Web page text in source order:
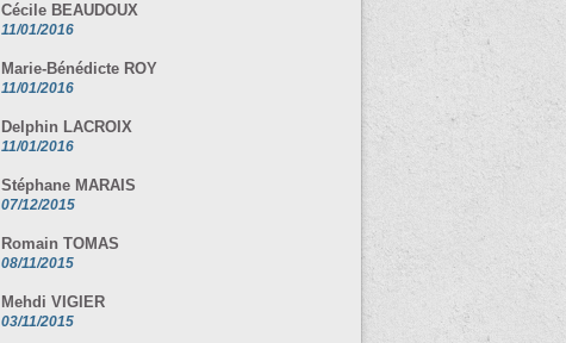
Cécile BEAUDOUX
11/01/2016
Marie-Bénédicte ROY
11/01/2016
Delphin LACROIX
11/01/2016
Stéphane MARAIS
07/12/2015
Romain TOMAS
08/11/2015
Mehdi VIGIER
03/11/2015